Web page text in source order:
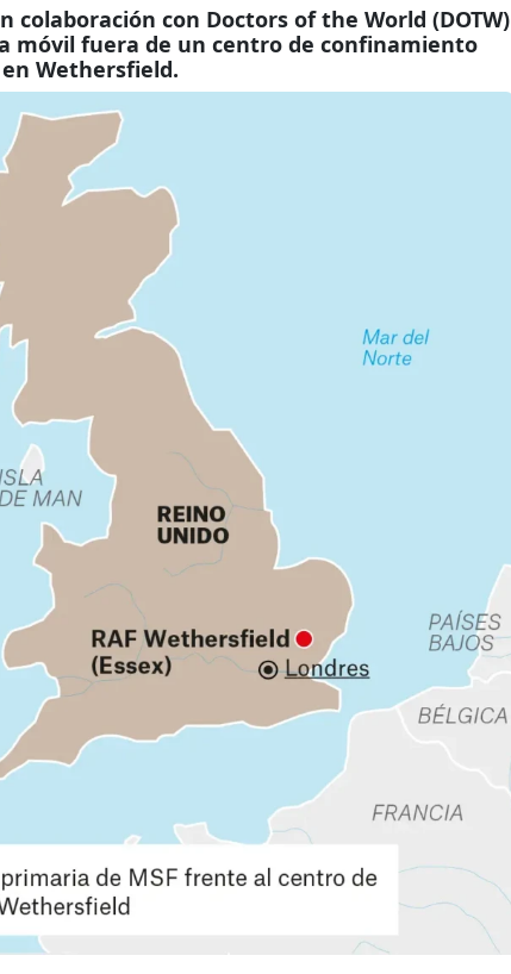
colaboración con Doctors of the World (DOTW)
móvil fuera de un centro de confinamiento
Wethersfield.